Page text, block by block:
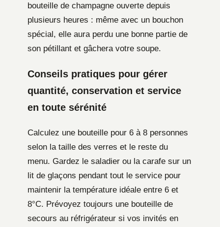
bouteille de champagne ouverte depuis
plusieurs heures : même avec un bouchon
spécial, elle aura perdu une bonne partie de
son pétillant et gâchera votre soupe.
Conseils pratiques pour gérer
quantité, conservation et service
en toute sérénité
Calculez une bouteille pour 6 à 8 personnes
selon la taille des verres et le reste du
menu. Gardez le saladier ou la carafe sur un
lit de glaçons pendant tout le service pour
maintenir la température idéale entre 6 et
8°C. Prévoyez toujours une bouteille de
secours au réfrigérateur si vos invités en